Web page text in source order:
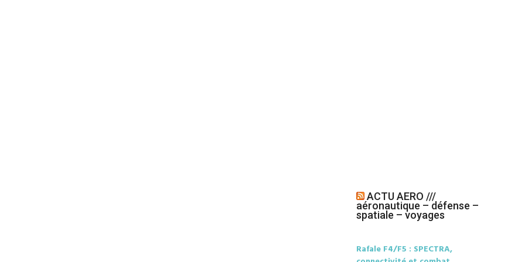
ACTU AERO ///
aéronautique – défense –
spatiale – voyages
Rafale F4/F5 : SPECTRA,